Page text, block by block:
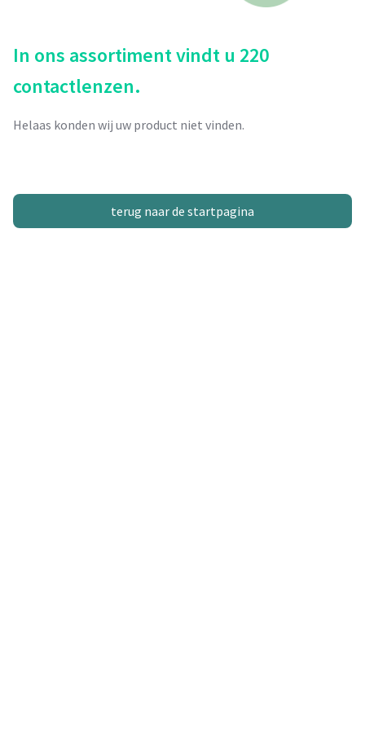
In ons assortiment vindt u 220
contactlenzen.
Helaas konden wij uw product niet vinden.
terug naar de startpagina